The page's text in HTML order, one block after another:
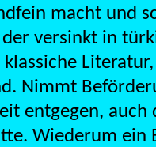
macht und
der versinkt in
klassiche
Nimmt
entgegen, auch
Wiederum ein